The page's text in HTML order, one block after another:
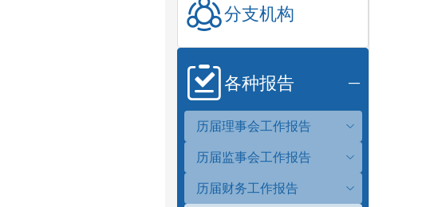
分支机构
各种报告
历届理事会工作报告
历届监事会工作报告
历届财务工作报告